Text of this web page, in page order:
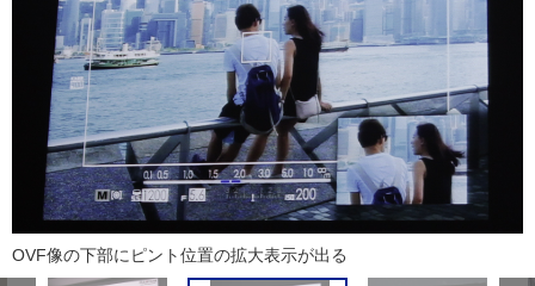
OVF像の下部にピント位置の拡大表示が出る